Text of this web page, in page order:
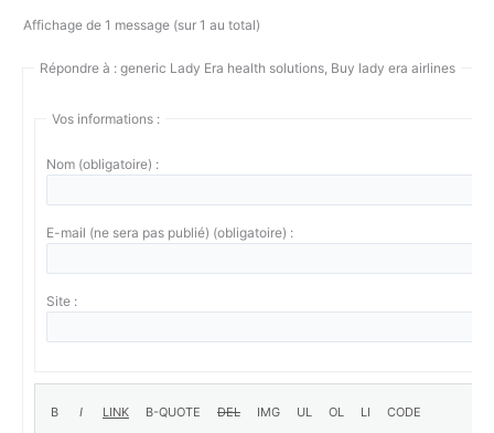
Affichage de 1 message (sur 1 au total)
Répondre à : generic Lady Era health solutions, Buy lady era airlines
Vos informations :
Nom (obligatoire) :
E-mail (ne sera pas publié) (obligatoire) :
Site :